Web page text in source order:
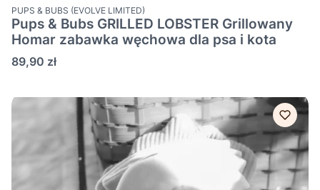
PRODUCENT
PUPS & BUBS (EVOLVE LIMITED)
Pups & Bubs GRILLED LOBSTER Grillowany
Homar zabawka węchowa dla psa i kota
Cena
89,90 zł